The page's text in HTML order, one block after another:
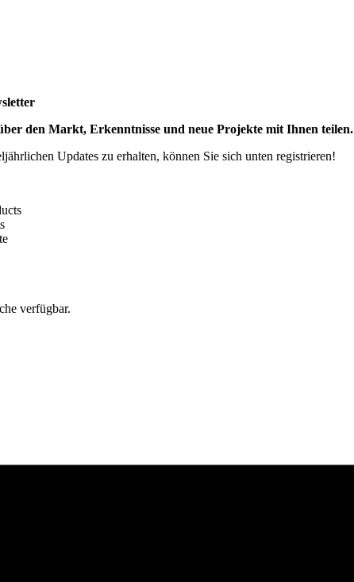
den Markt, Erkenntnisse und neue Projekte mit Ihnen teilen.
Updates zu erhalten, können Sie sich unten registrieren!
verfügbar.